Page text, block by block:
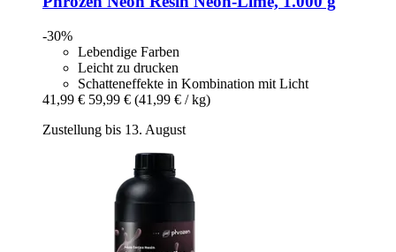
-30%
Lebendige Farben
Leicht zu drucken
Schatteneffekte in Kombination mit Licht
41,99 € 59,99 € (41,99 € / kg)
Zustellung bis 13. August